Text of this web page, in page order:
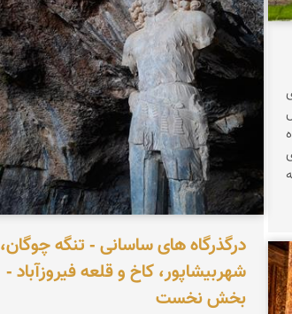
درگذرگاه های ساسانی - تنگه چوگان،
شهربیشاپور، کاخ و قلعه فیروزآباد -
بخش نخست